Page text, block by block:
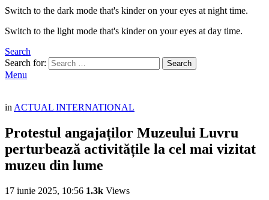
Switch to the dark mode that's kinder on your eyes at night time.
Switch to the light mode that's kinder on your eyes at day time.
Search
Search for:
Search
Menu
in ACTUAL INTERNATIONAL
Protestul angajaților Muzeului Luvru
perturbează activitățile la cel mai vizitat
muzeu din lume
17 iunie 2025, 10:56 1.3k Views